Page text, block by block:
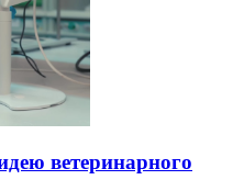
ветеринарного